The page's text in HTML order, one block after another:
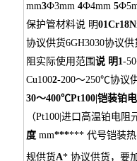
mm3Ф3mm 4Ф4mm 5
保护管材料说 明0
协议供货6GH3030协议供
阻实际使用范围 说 明 1-
Cu1002-200～250℃协议
30～400℃Pt100|铠装铂
（Pt100|进口高温铂电阻
度 mm****** 代号铠装
规供货A*协议供货，要